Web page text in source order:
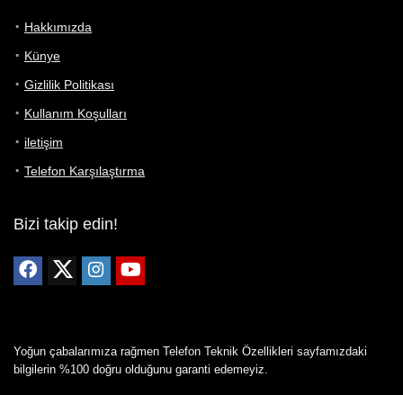
Hakkımızda
Künye
Gizlilik Politikası
Kullanım Koşulları
iletişim
Telefon Karşılaştırma
Bizi takip edin!
Yoğun çabalarımıza rağmen Telefon Teknik Özellikleri sayfamızdaki
bilgilerin %100 doğru olduğunu garanti edemeyiz.